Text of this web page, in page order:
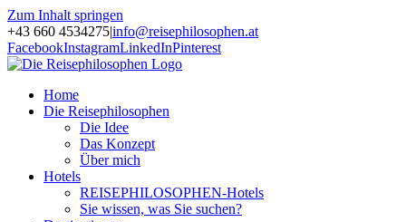
Zum Inhalt springen
+43 660 4534275|info@reisephilosophen.at
FacebookInstagramLinkedInPinterest
Home
Die Reisephilosophen
Die Idee
Das Konzept
Über mich
Hotels
REISEPHILOSOPHEN-Hotels
Sie wissen, was Sie suchen?